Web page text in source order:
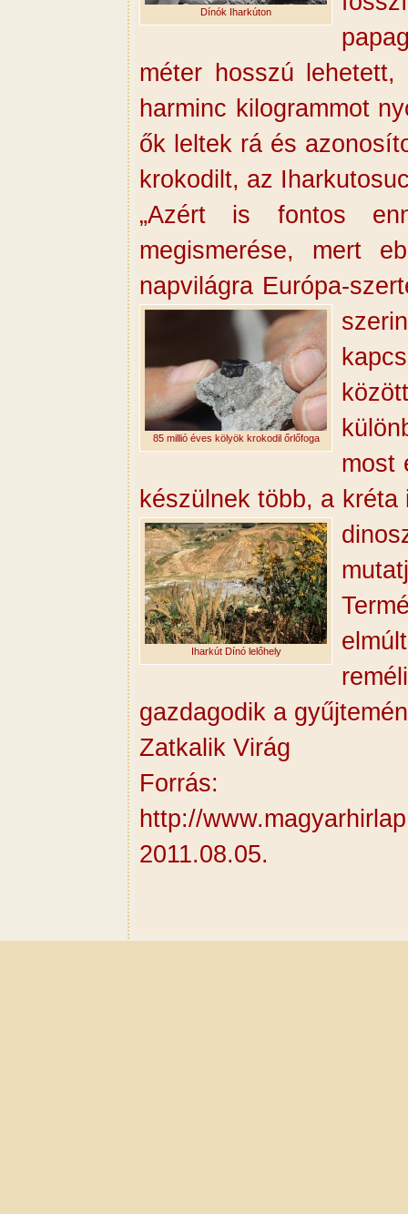
Dínók Iharkúton
méter hosszú lehetett,
harminc kilogrammot
ők leltek rá és
krokodilt, az
„Azért is fontos
megismerése, mert
napvilágra Európa-
85 millió éves kölyök krokodil őrlőfoga
most
készülnek több, a
Iharkút Dínó lelőhely
gazdagodik a
Zatkalik Virág
Forrás:
http://
2011.08.05.